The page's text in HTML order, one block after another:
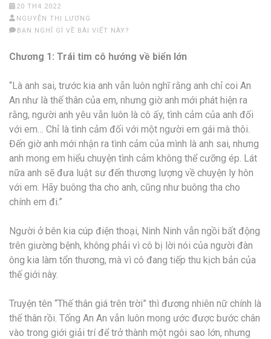
20 TH4 2022
NGUYỄN THỊ LƯƠNG
BẠN NGHĨ GÌ VỀ BÀI VIẾT NÀY?
Chương 1: Trái tim cô hướng về biển lớn
“Là anh sai, trước kia anh vẫn luôn nghĩ rằng anh chỉ coi An
An như là thế thân của em, nhưng giờ anh mới phát hiện ra
rằng, người anh yêu vẫn luôn là cô ấy, tình cảm của anh đối
với em… Chỉ là tình cảm đối với một người em gái mà thôi.
Đến giờ anh mới nhận ra tình cảm của mình là anh sai, nhưng
anh mong em hiểu chuyện tình cảm không thể cưỡng ép. Lát
nữa anh sẽ đưa luật sư đến thương lượng về chuyện ly hôn
với em. Hãy buông tha cho anh, cũng như buông tha cho
chính em đi.”
Người ở bên kia cúp điện thoại, Ninh Ninh vẫn ngồi bất động
trên giường bệnh, không phải vì cô bị lời nói của người đàn
ông kia làm tổn thương, mà vì cô đang tiếp thu kịch bản của
thế giới này.
Truyện tên “Thế thân giá trên trời” thì đương nhiên nữ chính là
thế thân rồi. Tống An An vẫn luôn mong ước được bước chân
vào trong giới giải trí để trở thành một ngôi sao lớn, nhưng